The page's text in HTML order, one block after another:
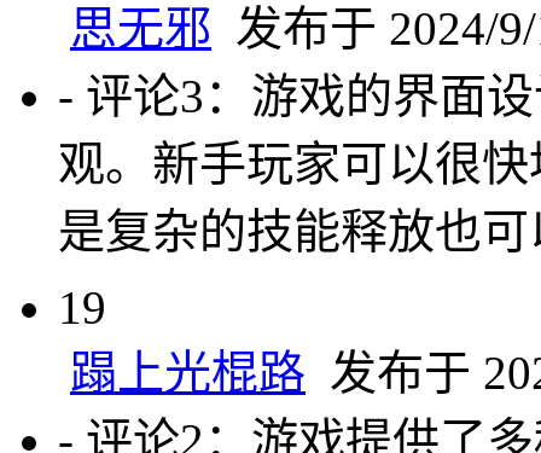
思无邪 发布于 2024/
- 评论3：游戏的界面
观。新手玩家可以很
是复杂的技能释放也
19
蹋上光棍路 发布于
- 评论2：游戏提供了